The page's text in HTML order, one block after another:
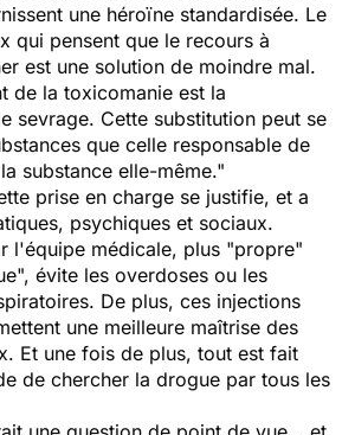
une héroïne standardisée. Le
qui pensent que le recours à
est une solution de moindre mal.
de la toxicomanie est la
sevrage. Cette substitution peut se
que celle responsable de
substance elle-même."
prise en charge se justifie, et a
psychiques et sociaux.
l'équipe médicale, plus "propre"
évite les overdoses ou les
De plus, ces injections
une meilleure maîtrise des
Et une fois de plus, tout est fait
de chercher la drogue par tous les